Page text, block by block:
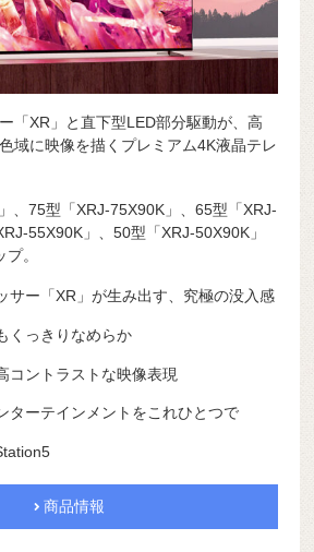
「XR」と直下型LED部分駆動が、高
域に映像を描くプレミアム4K液晶テレ
、75型「XRJ-75X90K」、65型「XRJ-
55X90K」、50型「XRJ-50X90K」
。
サー「XR」が生み出す、究極の没入感
くっきりなめらか
コントラストな映像表現
ターテインメントをこれひとつで
商品情報